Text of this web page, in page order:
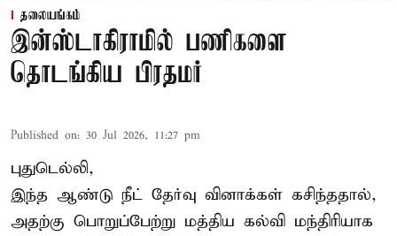
தலையங்கம்
இன்ஸ்டாகிராமில் பணிகளை
தொடங்கிய பிரதமர்
Published on: 30 Jul 2026, 11:27 pm
புதுடெல்லி,
இந்த ஆண்டு நீட் தேர்வு வினாக்கள் கசிந்ததால்,
அதற்கு பொறுப்பேற்று மத்திய கல்வி மந்திரியாக